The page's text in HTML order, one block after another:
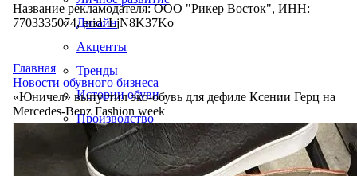
Дизайн
Акценты
Тренды
Истории обуви
Производство
Название рекламодателя: ООО "Рикер Восток", ИНН:
7703335074, erid: LjN8K37Ko
Главная
Новости обувного бизнеса
«Юничел» выпустил эко-обувь для дефиле Ксении Герц на
Mercedes-Benz Fashion week